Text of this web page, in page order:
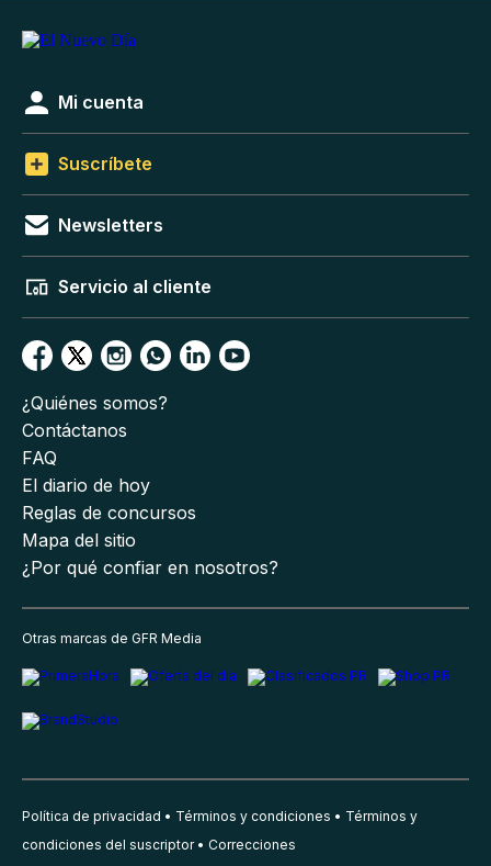
Mi cuenta
Suscríbete
Newsletters
Servicio al cliente
¿Quiénes somos?
Contáctanos
FAQ
El diario de hoy
Reglas de concursos
Mapa del sitio
¿Por qué confiar en nosotros?
Otras marcas de GFR Media
Política de privacidad Términos y condiciones
Términos y
condiciones del suscriptor
Correcciones